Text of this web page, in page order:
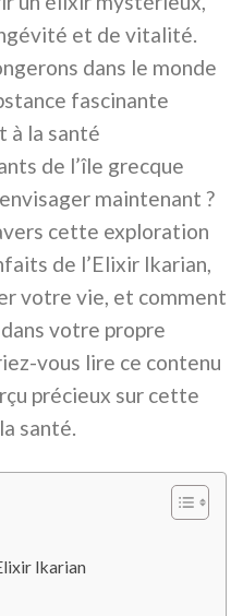
et de vitalité.
dans le monde
fascinante
à la santé
de l’île grecque
maintenant ?
cette exploration
de l’Elixir Ikarian,
votre vie, et comment
votre propre
vous lire ce contenu
précieux sur cette
santé.
Ikarian